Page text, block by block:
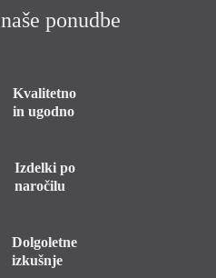
naše ponudbe
Kvalitetno
in ugodno
Izdelki po
naročilu
Dolgoletne
izkušnje